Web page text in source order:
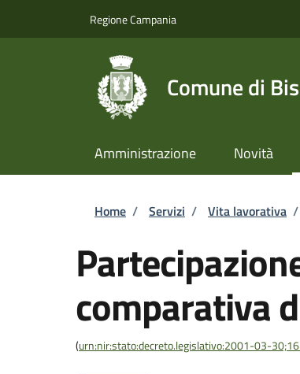
Regione Campania
Comune di
Amministrazione Novità
Briciole di pane
Home / Servizi / Vita lavorativa /
comparativa
(urn:nir:stato:decreto.legislativo:2001-03-